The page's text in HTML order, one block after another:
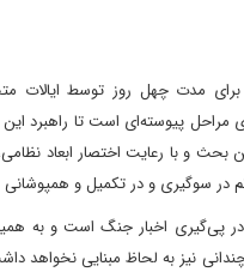
مدت چهل روز توسط ایالات
مراحل پیوسته‌ای است تا
و با رعایت اختصار ابعاد
در سوگیری و در تکمیل و
در پی‌گیری اخبار جنگ است و به
چندانی نیز به لحاظ مبنایی